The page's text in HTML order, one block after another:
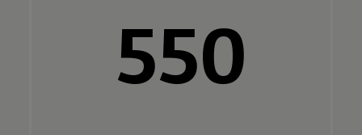
550